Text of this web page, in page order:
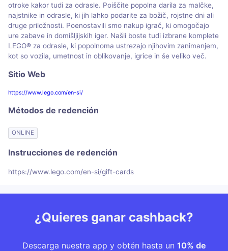
otroke kakor tudi za odrasle. Poiščite popolna darila za malčke,
najstnike in odrasle, ki jih lahko podarite za božič, rojstne dni ali
druge priložnosti. Poenostavili smo nakup igrač, ki omogočajo
ure zabave in domišljijskih iger. Našli boste tudi izbrane komplete
LEGO® za odrasle, ki popolnoma ustrezajo njihovim zanimanjem,
kot so vozila, umetnost in oblikovanje, igrice in še veliko več.
Sitio Web
https://www.lego.com/en-si/
Métodos de redención
ONLINE
Instrucciones de redención
https://www.lego.com/en-si/gift-cards
¿Quieres ganar cashback?
Descarga nuestra app y obtén hasta un 10% de